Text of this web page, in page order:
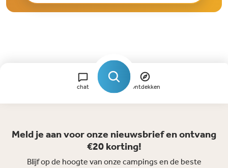
chat Ontdekken
Meld je aan voor onze nieuwsbrief en ontvang
€20 korting!
Blijf op de hoogte van onze campings en de beste